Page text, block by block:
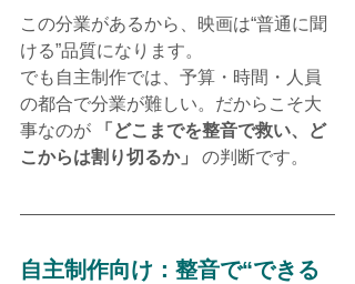
この分業があるから、映画は“普通に聞
ける”品質になります。
でも自主制作では、予算・時間・人員
の都合で分業が難しい。だからこそ大
事なのが
「どこまでを整音で救い、ど
こからは割り切るか」
の判断です。
自主制作向け：整音で“できる